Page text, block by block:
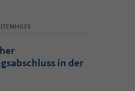
in der